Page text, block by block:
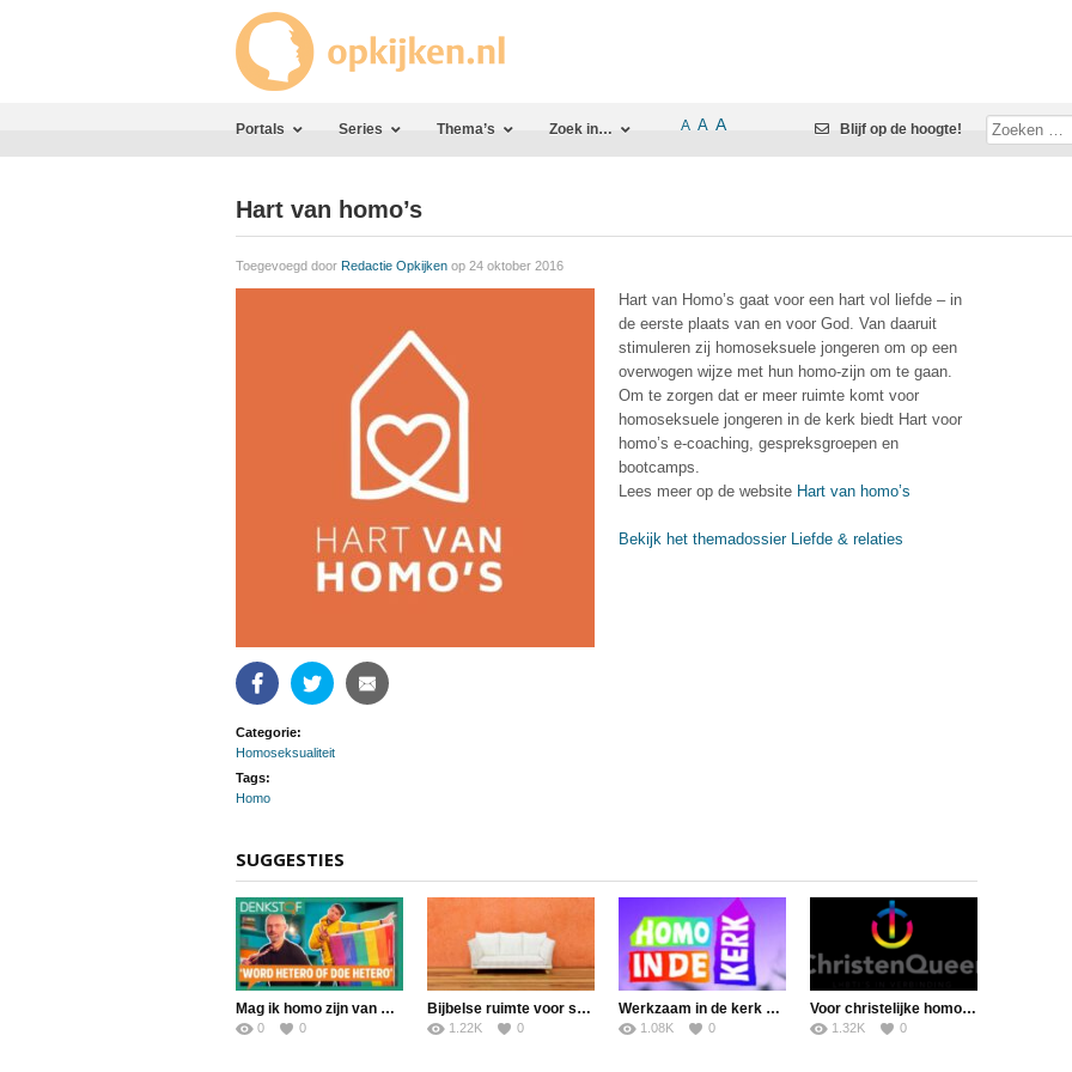
Portals Series Thema’s Zoek in… A A A Blijf op de hoogte!
Hart van homo’s
Toegevoegd door Redactie Opkijken op 24 oktober 2016
Hart van Homo’s gaat voor een hart vol liefde – in
de eerste plaats van en voor God. Van daaruit
stimuleren zij homoseksuele jongeren om op een
overwogen wijze met hun homo-zijn om te gaan.
Om te zorgen dat er meer ruimte komt voor
homoseksuele jongeren in de kerk biedt Hart voor
homo’s e-coaching, gespreksgroepen en
bootcamps.
Lees meer op de website Hart van homo’s
Bekijk het themadossier Liefde & relaties
FacebookTwitter
Categorie:
Homoseksualiteit
Tags:
Homo
SUGGESTIES
Mag ik homo zijn van God? – Denkstof #17
0 0
Bijbelse ruimte voor samenwonende homostellen?
1.22K 0
Werkzaam in de kerk en betrokken bij homo’s?
1.08K 0
Voor christelijke homo’s en lesbiennes
1.32K 0